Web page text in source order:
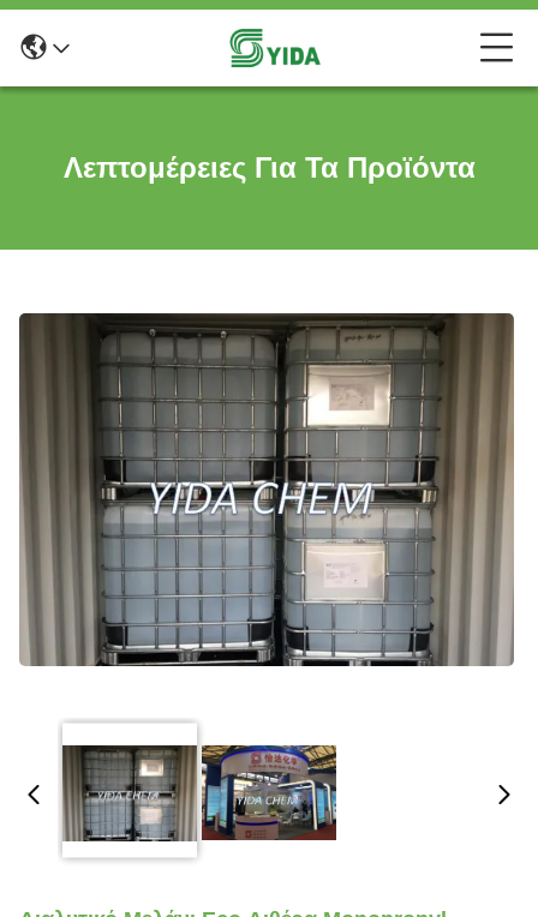
Λεπτομέρειες Για Τα Προϊόντα